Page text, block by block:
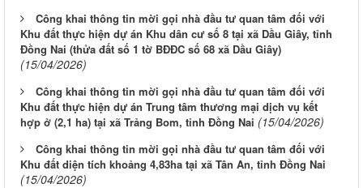
Công khai thông tin mời gọi nhà đầu tư quan tâm đối với
Khu đất thực hiện dự án Khu dân cư số 8 tại xã Dầu Giây, tỉnh
Đồng Nai (thửa đất số 1 tờ BĐĐC số 68 xã Dầu Giây)
(15/04/2026)
Công khai thông tin mời gọi nhà đầu tư quan tâm đối với
Khu đất thực hiện dự án Trung tâm thương mại dịch vụ kết
hợp ở (2,1 ha) tại xã Trảng Bom, tỉnh Đồng Nai (15/04/2026)
Công khai thông tin mời gọi nhà đầu tư quan tâm đối với
Khu đất diện tích khoảng 4,83ha tại xã Tân An, tỉnh Đồng Nai
(15/04/2026)